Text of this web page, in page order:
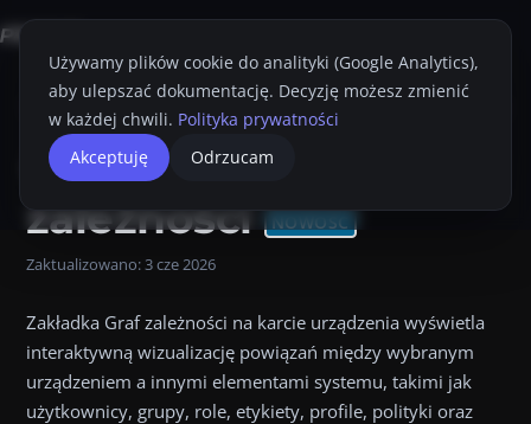
Strona główna Przewodnik Administratora
Graf
zależności
NOWOŚĆ
Zaktualizowano:3 cze 2026
Zakładka Graf zależności na karcie urządzenia wyświetla
interaktywną wizualizację powiązań między wybranym
urządzeniem a innymi elementami systemu, takimi jak
użytkownicy, grupy, role, etykiety, profile, polityki oraz
Używamy plików cookie do analityki (Google Analytics),
aby ulepszać dokumentację. Decyzję możesz zmienić
w każdej chwili. Polityka prywatności
Akceptuję
Odrzucam